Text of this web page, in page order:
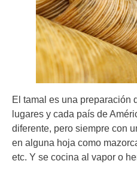
El tamal es una preparación
lugares y cada país de
diferente, pero siempre con
en alguna hoja como
etc. Y se cocina al vapor o